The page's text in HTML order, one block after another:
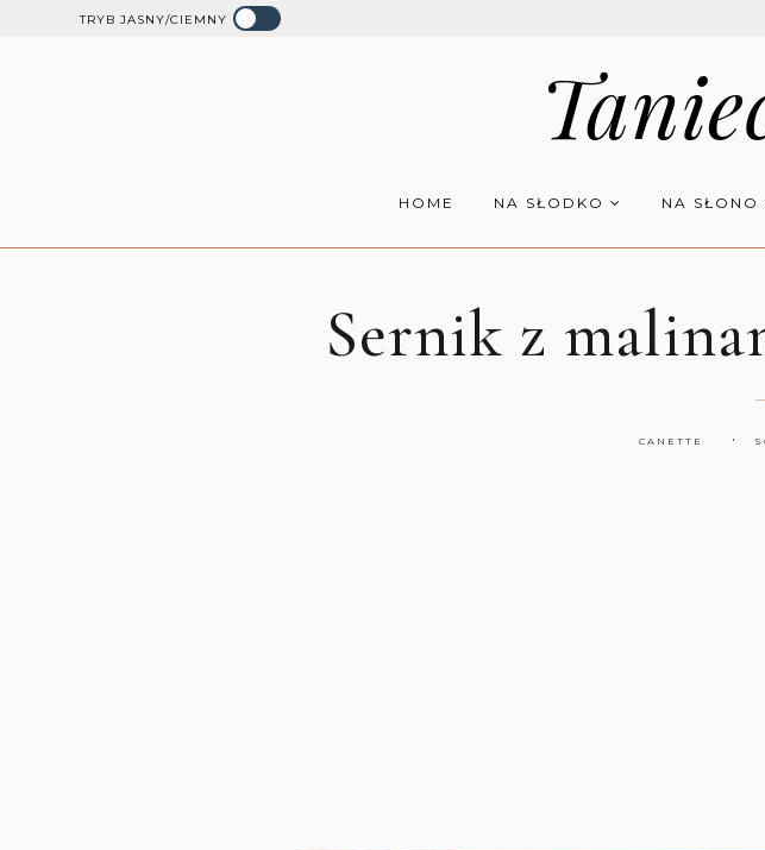
TRYB JASNY/CIEMNY
HOME NA SŁODKO NA SŁONO
Sernik z
CANETTE